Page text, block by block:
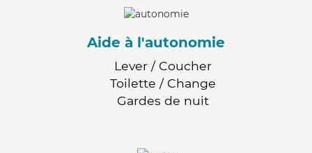
Aide à l'autonomie
Lever / Coucher
Toilette / Change
Gardes de nuit